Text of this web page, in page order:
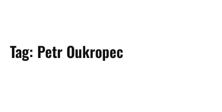
Tag: Petr Oukropec